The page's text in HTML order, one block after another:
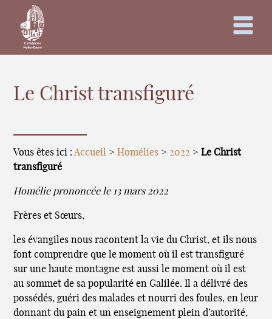
Le Christ transfiguré
Vous êtes ici :Accueil > Homélies > 2022 >Le Christ
transfiguré
Homélie prononcée le 13 mars 2022
Frères et Sœurs,
les évangiles nous racontent la vie du Christ, et ils nous
font comprendre que le moment où il est transfiguré
sur une haute montagne est aussi le moment où il est
au sommet de sa popularité en Galilée. Il a délivré des
possédés, guéri des malades et nourri des foules, en leur
donnant du pain et un enseignement plein d’autorité,